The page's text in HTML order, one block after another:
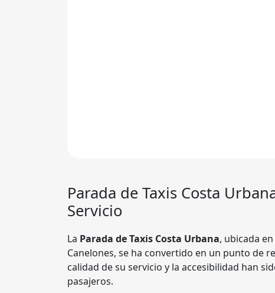
Parada de Taxis Costa
Servicio
La Parada de Taxis Costa Urbana, ubicada
Canelones, se ha convertido en un punto de
calidad de su servicio y la accesibilidad han
pasajeros.